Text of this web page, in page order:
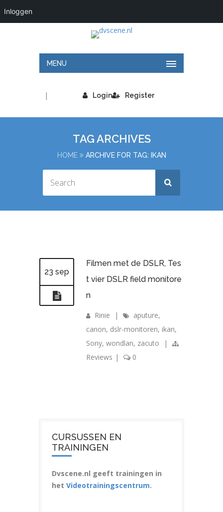
Inloggen
MENU
Login
| Register
TAG ARCHIVES
HOME ARCHIVE FOR TAG: IKAN
23 sep
Filmen met de DSLR, Tes
t vier DSLR field monitore
n
Rinie | aputure,
canon, dslr-monitoren, ikan,
Sony, wondlan, zacuto
|
Reviews | 0
CURSUSSEN EN
TRAININGEN
Dvscene.nl geeft trainingen in
het Videotrainingscentrum.